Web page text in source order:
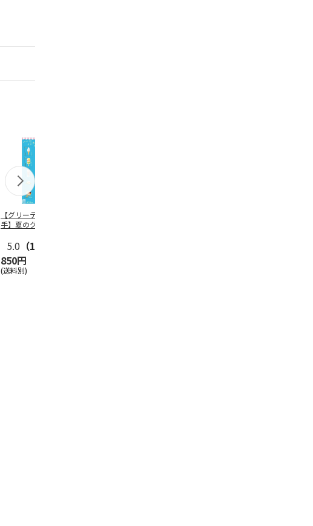
【グリーティング切
手】夏のグリーティ
5.0 （10）
850円
(送料別)